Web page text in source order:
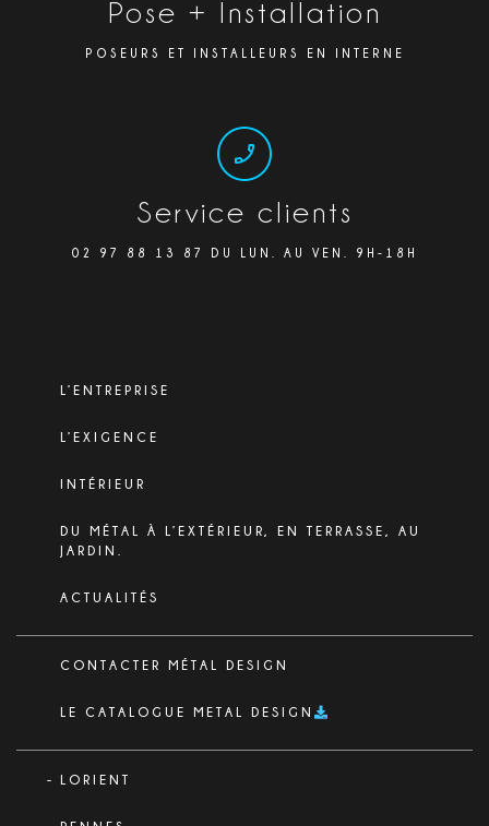
Pose + Installation
POSEURS ET INSTALLEURS EN INTERNE
Service clients
02 97 88 13 87 DU LUN. AU VEN. 9H-18H
L’ENTREPRISE
L’EXIGENCE
INTÉRIEUR
DU MÉTAL À L’EXTÉRIEUR, EN TERRASSE, AU
JARDIN.
ACTUALITÉS
CONTACTER MÉTAL DESIGN
LE CATALOGUE METAL DESIGN
LORIENT